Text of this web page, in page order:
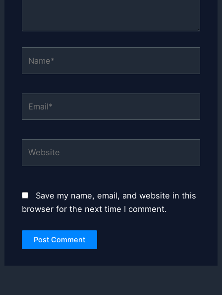
Save my name, email, and website in this
browser for the next time I comment.